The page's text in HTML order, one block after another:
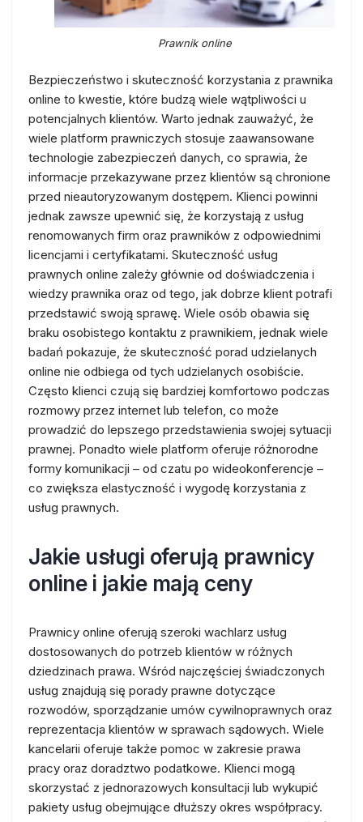
Prawnik online
Bezpieczeństwo i skuteczność korzystania z prawnika
online to kwestie, które budzą wiele wątpliwości u
potencjalnych klientów. Warto jednak zauważyć, że
wiele platform prawniczych stosuje zaawansowane
technologie zabezpieczeń danych, co sprawia, że
informacje przekazywane przez klientów są chronione
przed nieautoryzowanym dostępem. Klienci powinni
jednak zawsze upewnić się, że korzystają z usług
renomowanych firm oraz prawników z odpowiednimi
licencjami i certyfikatami. Skuteczność usług
prawnych online zależy głównie od doświadczenia i
wiedzy prawnika oraz od tego, jak dobrze klient potrafi
przedstawić swoją sprawę. Wiele osób obawia się
braku osobistego kontaktu z prawnikiem, jednak wiele
badań pokazuje, że skuteczność porad udzielanych
online nie odbiega od tych udzielanych osobiście.
Często klienci czują się bardziej komfortowo podczas
rozmowy przez internet lub telefon, co może
prowadzić do lepszego przedstawienia swojej sytuacji
prawnej. Ponadto wiele platform oferuje różnorodne
formy komunikacji – od czatu po wideokonferencje –
co zwiększa elastyczność i wygodę korzystania z
usług prawnych.
Jakie usługi oferują prawnicy
online i jakie mają ceny
Prawnicy online oferują szeroki wachlarz usług
dostosowanych do potrzeb klientów w różnych
dziedzinach prawa. Wśród najczęściej świadczonych
usług znajdują się porady prawne dotyczące
rozwodów, sporządzanie umów cywilnoprawnych oraz
reprezentacja klientów w sprawach sądowych. Wiele
kancelarii oferuje także pomoc w zakresie prawa
pracy oraz doradztwo podatkowe. Klienci mogą
skorzystać z jednorazowych konsultacji lub wykupić
pakiety usług obejmujące dłuższy okres współpracy.